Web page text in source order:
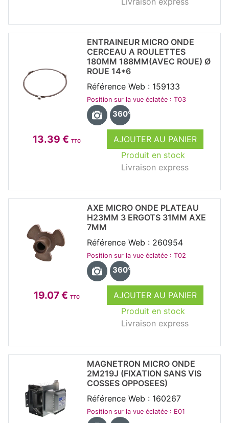
13.39 € TTC
AJOUTER AU PANIER
Produit en stock
Livraison express
ENTRAINEUR MICRO ONDE
CERCEAU A ROULETTES
180MM 188MM(AVEC ROUE) Ø
ROUE 14*6
Référence Web : 159133
Position sur la vue éclatée : T03
360°
19.07 € TTC
AJOUTER AU PANIER
Produit en stock
Livraison express
AXE MICRO ONDE PLATEAU
H23MM 3 ERGOTS 31MM AXE
7MM
Référence Web : 260954
Position sur la vue éclatée : T02
360°
MAGNETRON MICRO ONDE
2M219J (FIXATION SANS VIS
COSSES OPPOSEES)
Référence Web : 160267
Position sur la vue éclatée : E01